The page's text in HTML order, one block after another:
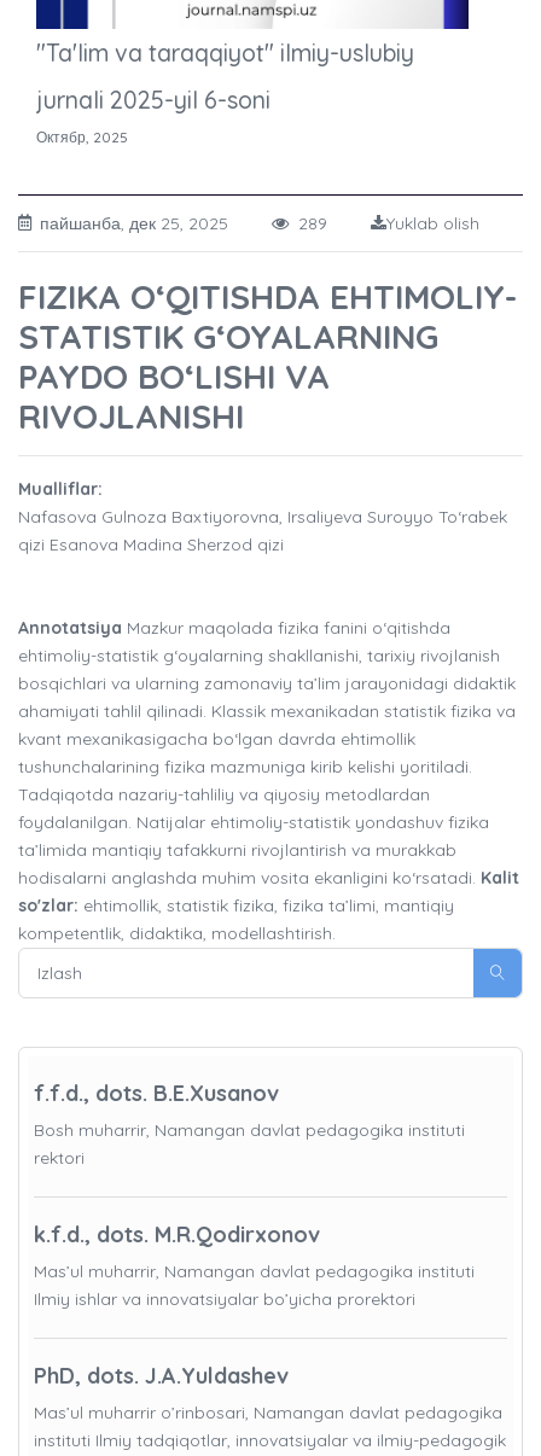
"Ta'lim va taraqqiyot" ilmiy-uslubiy
jurnali 2025-yil 6-soni
Октябр, 2025
пайшанба, дек 25, 2025 289 Yuklab olish
FIZIKA O‘QITISHDA EHTIMOLIY-
STATISTIK G‘OYALARNING
PAYDO BO‘LISHI VA
RIVOJLANISHI
Mualliflar:
Nafasova Gulnoza Baxtiyorovna, Irsaliyeva Suroyyo To‘rabek
qizi Esanova Madina Sherzod qizi
Annotatsiya Mazkur maqolada fizika fanini o‘qitishda
ehtimoliy-statistik g‘oyalarning shakllanishi, tarixiy rivojlanish
bosqichlari va ularning zamonaviy ta’lim jarayonidagi didaktik
ahamiyati tahlil qilinadi. Klassik mexanikadan statistik fizika va
kvant mexanikasigacha bo‘lgan davrda ehtimollik
tushunchalarining fizika mazmuniga kirib kelishi yoritiladi.
Tadqiqotda nazariy-tahliliy va qiyosiy metodlardan
foydalanilgan. Natijalar ehtimoliy-statistik yondashuv fizika
ta’limida mantiqiy tafakkurni rivojlantirish va murakkab
hodisalarni anglashda muhim vosita ekanligini ko‘rsatadi. Kalit
so'zlar: ehtimollik, statistik fizika, fizika ta’limi, mantiqiy
kompetentlik, didaktika, modellashtirish.
f.f.d., dots. B.E.Xusanov
Bosh muharrir, Namangan davlat pedagogika instituti
rektori
k.f.d., dots. M.R.Qodirxonov
Mas’ul muharrir, Namangan davlat pedagogika instituti
Ilmiy ishlar va innovatsiyalar bo’yicha prorektori
PhD, dots. J.A.Yuldashev
Mas’ul muharrir o’rinbosari, Namangan davlat pedagogika
instituti Ilmiy tadqiqotlar, innovatsiyalar va ilmiy-pedagogik